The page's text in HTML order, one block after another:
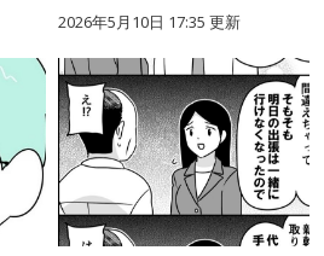
2026年5月10日 17:35 更新